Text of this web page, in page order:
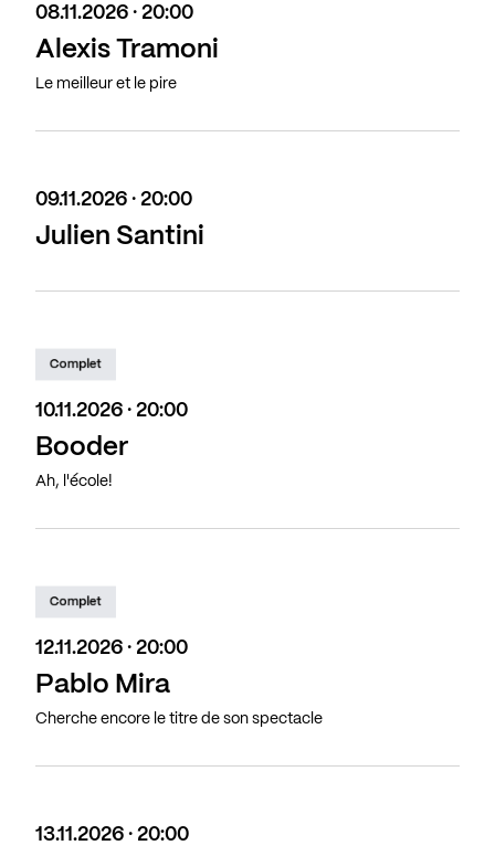
08.11.2026 · 20:00
Alexis Tramoni
Le meilleur et le pire
09.11.2026 · 20:00
Julien Santini
Complet
10.11.2026 · 20:00
Booder
Ah, l'école!
Complet
12.11.2026 · 20:00
Pablo Mira
Cherche encore le titre de son spectacle
13.11.2026 · 20:00